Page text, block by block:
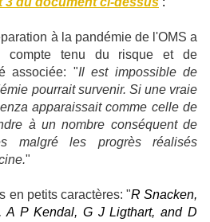
à la pandémie de l'OMS a
compte tenu du risque et de
associée: "Il est impossible de
pourrait survenir. Si une vraie
apparaissait comme celle de
à un nombre conséquent de
malgré les progrès réalisés
"
en petits caractères: "R Snacken,
A P Kendal, G J Ligthart, and D